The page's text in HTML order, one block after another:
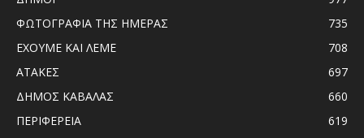
ΦΩΤΟΓΡΑΦΙΑ ΤΗΣ ΗΜΕΡΑΣ
735
ΕΧΟΥΜΕ ΚΑΙ ΛΕΜΕ
708
ΑΤΑΚΕΣ
697
ΔΗΜΟΣ ΚΑΒΑΛΑΣ
660
ΠΕΡΙΦΕΡΕΙΑ
619